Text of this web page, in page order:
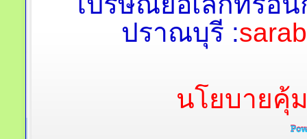
ปราณบุรี :
นโยบายคุ้